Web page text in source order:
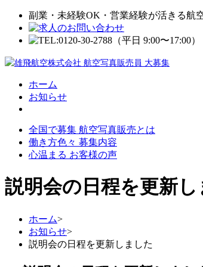
副業・未経験OK・営業経験が活きる航
ホーム
お知らせ
全国で募集 航空写真販売とは
働き方色々 募集内容
心温まる お客様の声
説明会の日程を更新し
ホーム>
お知らせ>
説明会の日程を更新しました